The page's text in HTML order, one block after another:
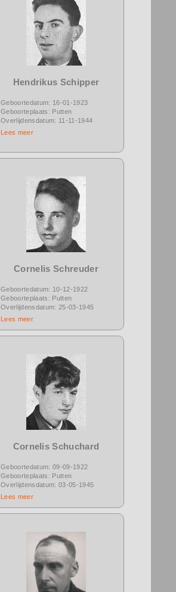
Hendrikus Schipper
Geboortedatum: 16-01-1923
Geboorteplaats: Putten
Overlijdensdatum: 11-11-1944
Lees meer
Cornelis Schreuder
Geboortedatum: 10-12-1922
Geboorteplaats: Putten
Overlijdensdatum: 25-03-1945
Lees meer
Cornelis Schuchard
Geboortedatum: 09-09-1922
Geboorteplaats: Putten
Overlijdensdatum: 03-05-1945
Lees meer